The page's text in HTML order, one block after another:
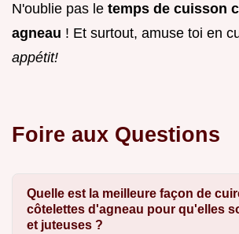
N'oublie pas le temps de cuisson
agneau ! Et surtout, amuse toi en
appétit!
Foire aux Questions
Quelle est la meilleure façon de
côtelettes d'agneau pour qu'elles
et juteuses ?